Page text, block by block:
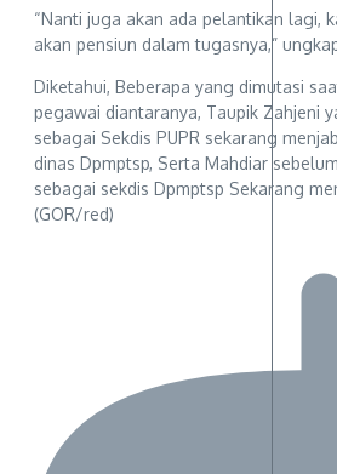
“Nanti juga akan ada pelantikan lagi,
akan pensiun dalam tugasnya,”
Diketahui, Beberapa yang dimutasi
pegawai diantaranya, Taupik Zahjeni
sebagai Sekdis PUPR sekarang
dinas Dpmptsp, Serta Mahdiar
sebagai sekdis Dpmptsp Sekarang
(GOR/red)